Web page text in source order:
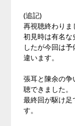
(追記)
再視聴終わりま
初見時は有名な
したが今回は
違います。
張耳と陳余の
聴できました。
最終回が駆け
す。